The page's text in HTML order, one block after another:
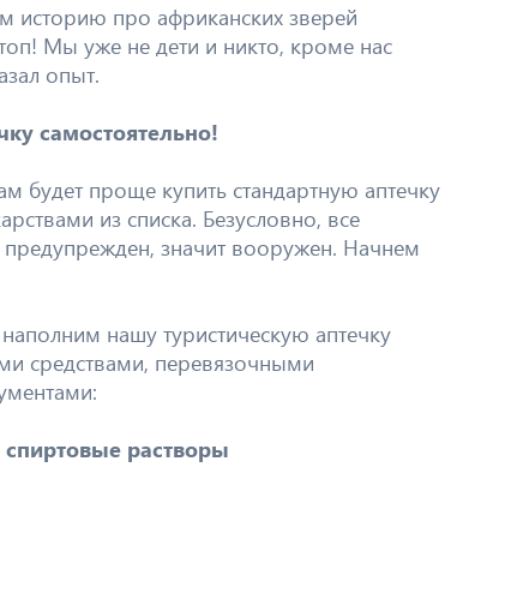
историю про африканских зверей
Мы уже не дети и никто, кроме нас
опыт.
самостоятельно!
будет проще купить стандартную аптечку
из списка. Безусловно, все
значит вооружен. Начнем
нашу туристическую аптечку
средствами, перевязочными
растворы